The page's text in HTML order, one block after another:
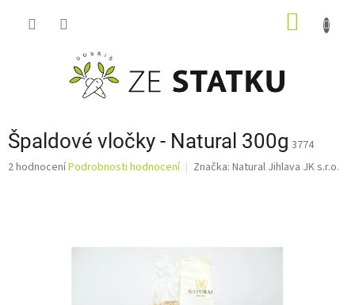
Špaldové vločky - Natural 300g 3774
Průměrné
2 hodnoceníPodrobnosti hodnocení Značka: Natural Jihlava JK s.r.o.